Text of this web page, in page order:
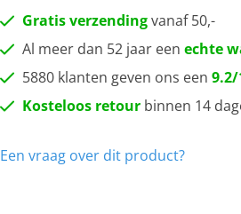
Gratis verzendingvanaf 50,-
Al meer dan 52 jaar een echte
5880 klanten geven ons een 9.2/
Kosteloos retourbinnen 14
Een vraag over dit product?